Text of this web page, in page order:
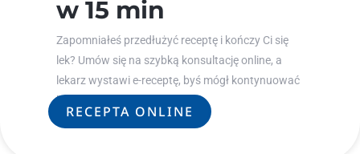
w 15 min
Zapomniałeś przedłużyć receptę i kończy Ci się
lek? Umów się na szybką konsultację online, a
lekarz wystawi e-receptę, byś mógł kontynuować
leczenie.
RECEPTA ONLINE